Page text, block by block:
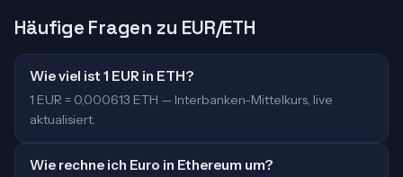
Häufige Fragen zu EUR/ETH
Wie viel ist 1 EUR in ETH?
1 EUR = 0,000613 ETH — Interbanken-Mittelkurs, live
aktualisiert.
Wie rechne ich Euro in Ethereum um?